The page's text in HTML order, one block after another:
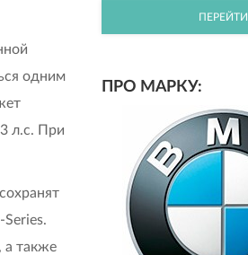
одним
л.с. При
а также
ПЕРЕЙТИ
ПРО МАРКУ: